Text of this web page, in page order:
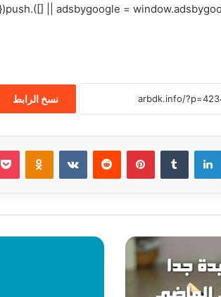
نسخ الرابط
لينكدإن بينتيريست ‏VKontakte
ا